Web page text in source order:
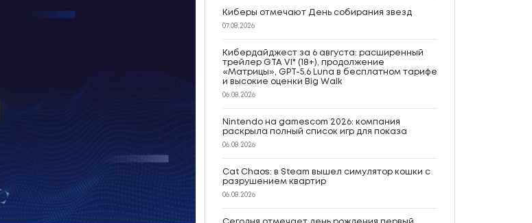
Киберы отмечают День собирания звезд
07.08.2026
Кибердайджест за 6 августа: расширенный
трейлер GTA VI* (18+), продолжение
«Матрицы», GPT-5.6 Luna в бесплатном тарифе
и высокие оценки Big Walk
06.08.2026
Nintendo на gamescom 2026: компания
раскрыла полный список игр для показа
06.08.2026
Cat Chaos: в Steam вышел симулятор кошки с
разрушением квартир
06.08.2026